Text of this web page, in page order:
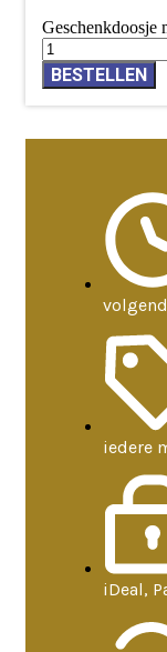
Geschenkdoosje
BESTELLEN
iedere
iDeal,